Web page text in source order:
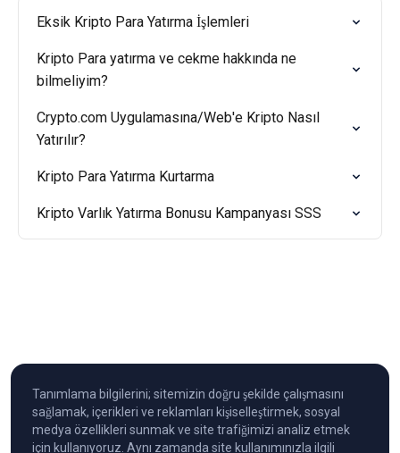
Eksik Kripto Para Yatırma İşlemleri
Kripto Para yatırma ve cekme hakkında ne
bilmeliyim?
Crypto.com Uygulamasına/Web'e Kripto Nasıl
Yatırılır?
Kripto Para Yatırma Kurtarma
Kripto Varlık Yatırma Bonusu Kampanyası SSS
Tanımlama bilgilerini; sitemizin doğru şekilde çalışmasını
sağlamak, içerikleri ve reklamları kişiselleştirmek, sosyal
medya özellikleri sunmak ve site trafiğimizi analiz etmek
için kullanıyoruz. Aynı zamanda site kullanımınızla ilgili